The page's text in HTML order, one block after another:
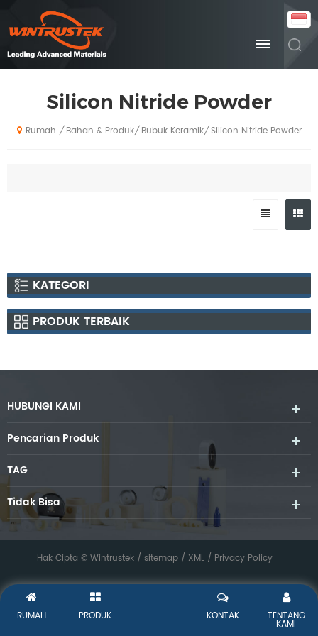
Silicon Nitride Powder
Rumah / Bahan & Produk/ Bubuk Keramik/ Silicon Nitride Powder
KATEGORI
PRODUK TERBAIK
HUBUNGI KAMI
Pencarian Produk
TAG
Tidak Bisa
Hak Cipta © Wintrustek / sitemap / XML / Privacy Policy
RUMAH PRODUK TENTANG
KAMI
KONTAK